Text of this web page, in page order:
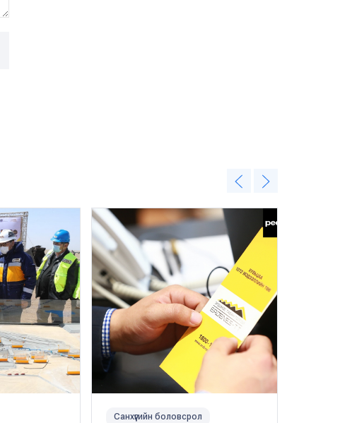
Санхүүгийн боловсрол